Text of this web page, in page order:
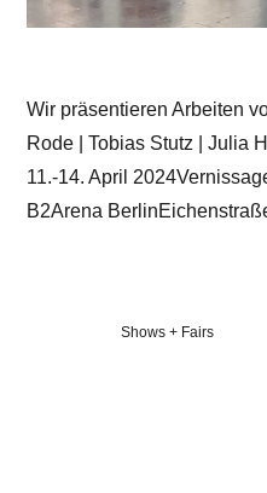
Wir präsentieren Arbeiten
Rode | Tobias Stutz | Julia
11.-14. April
B2Arena
Veröffentlicht
Shows + Fairs